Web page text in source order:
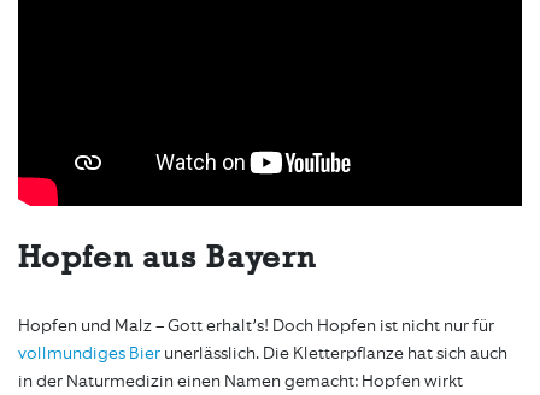
Hopfen aus Bayern
Hopfen und Malz – Gott erhalt’s! Doch Hopfen ist nicht nur für
vollmundiges Bier unerlässlich. Die Kletterpflanze hat sich auch
in der Naturmedizin einen Namen gemacht: Hopfen wirkt